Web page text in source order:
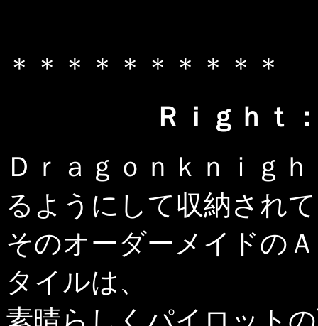
＊＊＊＊＊＊＊＊＊＊
Ｒｉｇｈｔ
Ｄｒａｇｏｎｋｎｉｇ
るようにして収納され
そのオーダーメイドの
タイルは、